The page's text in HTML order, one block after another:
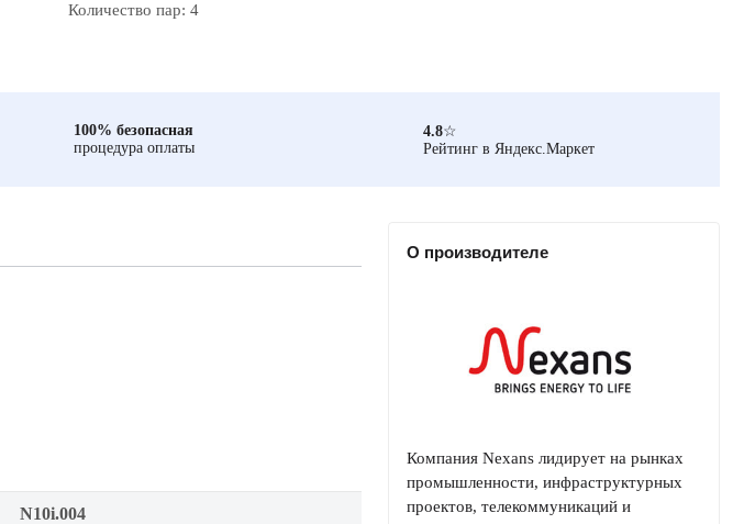
Количество пар: 4
100% безопасная
процедура оплаты
4.8☆
Рейтинг в Яндекс.Маркет
N10i.004
О производителе
Компания Nexans лидирует на рынках
промышленности, инфраструктурных
проектов, телекоммуникаций и